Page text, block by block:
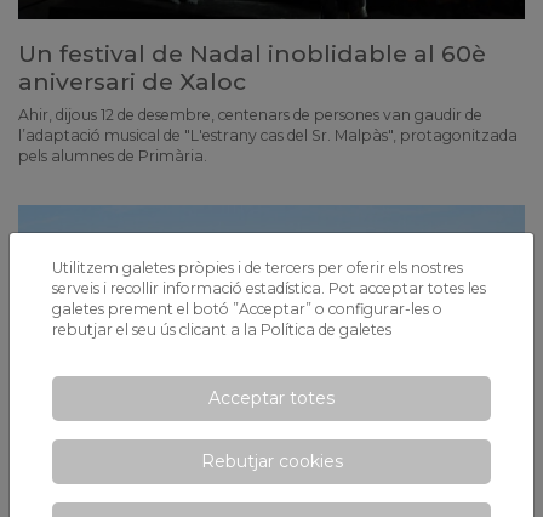
Un festival de Nadal inoblidable al 60è
aniversari de Xaloc
Ahir, dijous 12 de desembre, centenars de persones van gaudir de
l’adaptació musical de "L'estrany cas del Sr. Malpàs", protagonitzada
pels alumnes de Primària.
Utilitzem galetes pròpies i de tercers per oferir els nostres
serveis i recollir informació estadística. Pot acceptar totes les
galetes prement el botó ”Acceptar” o configurar-les o
rebutjar el seu ús clicant a la Política de galetes
Acceptar totes
Rebutjar cookies